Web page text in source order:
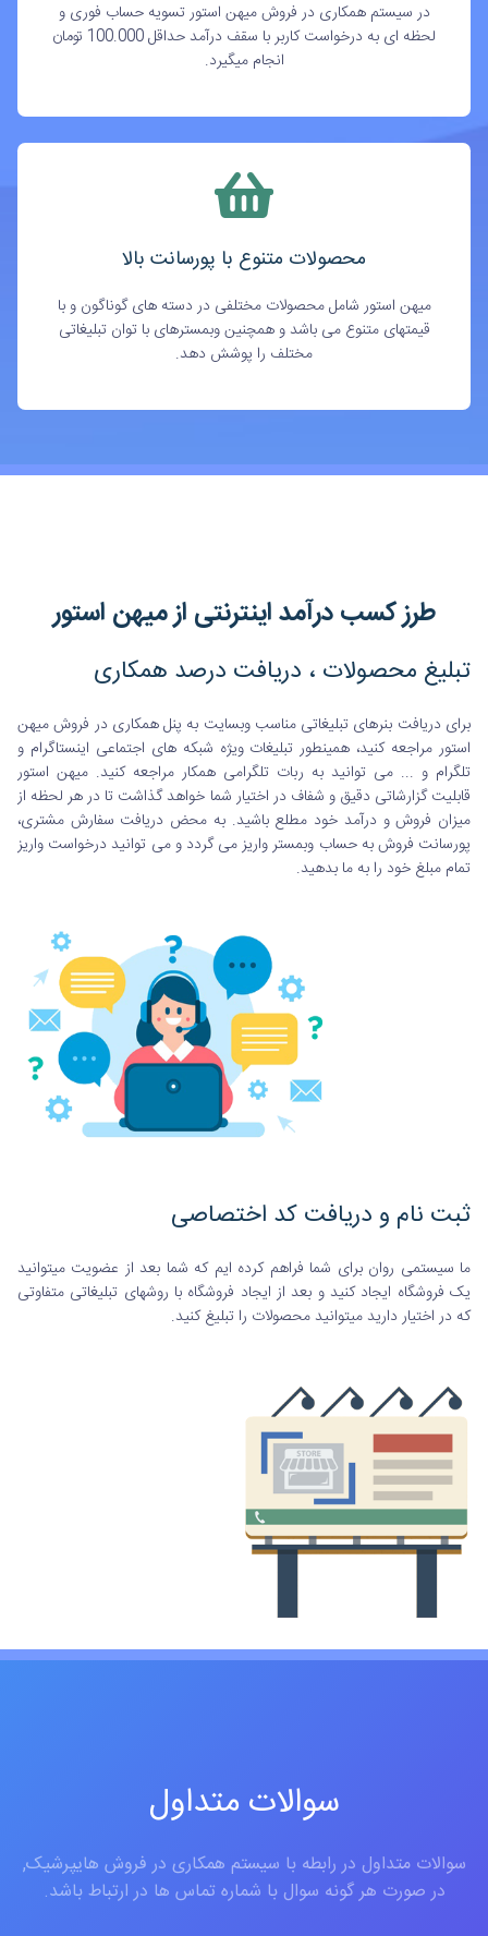
در سیستم همکاری در فروش میهن استور تسویه حساب فوری و
لحظه ای به درخواست کاربر با سقف درآمد حداقل 100.000 تومان
انجام میگیرد.
محصولات متنوع با پورسانت بالا
میهن استور شامل محصولات مختلفی در دسته های گوناگون و با
قیمتهای متنوع می باشد و همچنین وبمسترهای با توان تبلیغاتی
مختلف را پوشش دهد.
طرز کسب درآمد اینترنتی از میهن استور
تبلیغ محصولات ، دریافت درصد همکاری
برای دریافت بنرهای تبلیغاتی مناسب وبسایت به پنل همکاری در فروش میهن
استور مراجعه کنید، همینطور تبلیغات ویژه شبکه های اجتماعی اینستاگرام و
تلگرام و ... می توانید به ربات تلگرامی همکار مراجعه کنید. میهن استور
قابلیت گزارشاتی دقیق و شفاف در اختیار شما خواهد گذاشت تا در هر لحظه از
میزان فروش و درآمد خود مطلع باشید. به محض دریافت سفارش مشتری،
پورسانت فروش به حساب وبمستر واریز می گردد و می توانید درخواست واریز
تمام مبلغ خود را به ما بدهید.
ثبت نام و دریافت کد اختصاصی
ما سیستمی روان برای شما فراهم کرده ایم که شما بعد از عضویت میتوانید
یک فروشگاه ایجاد کنید و بعد از ایجاد فروشگاه با روشهای تبلیغاتی متفاوتی
که در اختیار دارید میتوانید محصولات را تبلیغ کنید.
سوالات متداول
سوالات متداول در رابطه با سیستم همکاری در فروش هایپرشیک,
در صورت هر گونه سوال با شماره تماس ها در ارتباط باشد.